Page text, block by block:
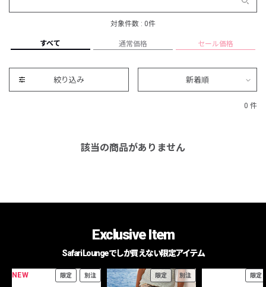
対象件数 : 0件
すべて 通常価格 セール価格
絞り込み 新着順
0 件
該当の商品がありません
Exclusive Item
Safari Loungeでしか買えない限定アイテム
NEW 限定 別注 限定 別注 限定